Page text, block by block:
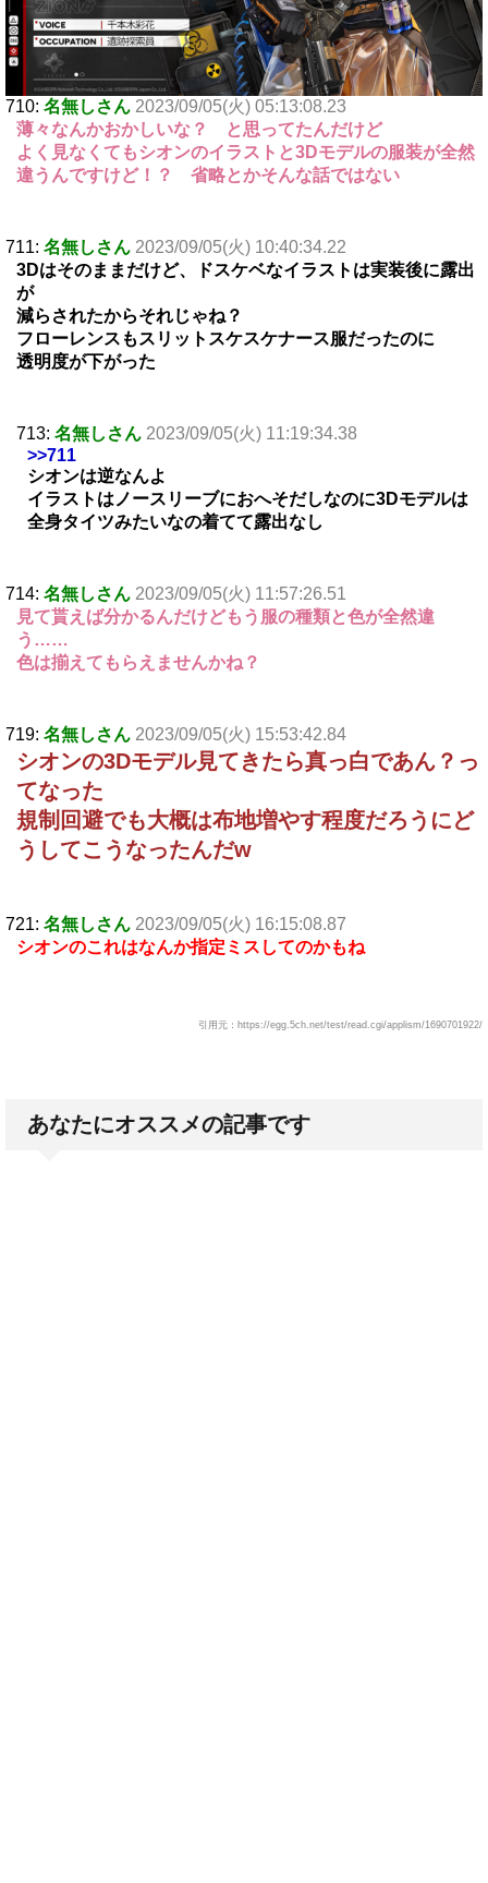
710: 名無しさん 2023/09/05(火) 05:13:08.23
薄々なんかおかしいな？ と思ってたんだけど
よく見なくてもシオンのイラストと3Dモデルの服装が全然
違うんですけど！？ 省略とかそんな話ではない
711: 名無しさん 2023/09/05(火) 10:40:34.22
3Dはそのままだけど、ドスケベなイラストは実装後に露出
が
減らされたからそれじゃね？
フローレンスもスリットスケスケナース服だったのに
透明度が下がった
713: 名無しさん 2023/09/05(火) 11:19:34.38
>>711
シオンは逆なんよ
イラストはノースリーブにおへそだしなのに3Dモデルは
全身タイツみたいなの着てて露出なし
714: 名無しさん 2023/09/05(火) 11:57:26.51
見て貰えば分かるんだけどもう服の種類と色が全然違
う……
色は揃えてもらえませんかね？
719: 名無しさん 2023/09/05(火) 15:53:42.84
シオンの3Dモデル見てきたら真っ白であん？っ
てなった
規制回避でも大概は布地増やす程度だろうにど
うしてこうなったんだw
721: 名無しさん 2023/09/05(火) 16:15:08.87
シオンのこれはなんか指定ミスしてのかもね
引用元：https://egg.5ch.net/test/read.cgi/applism/1690701922/
あなたにオススメの記事です